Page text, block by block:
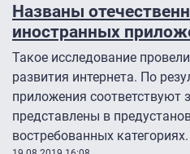
Названы
иностранных
Такое исследование
развития интернета. По
приложения соответствуют
представлены в
востребованных категориях.